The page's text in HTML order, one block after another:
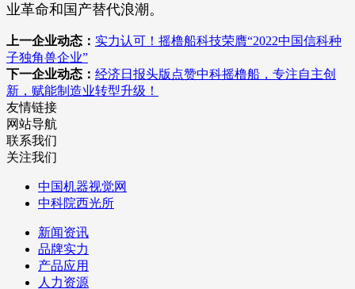
业革命和国产替代浪潮。
上一企业动态： 实力认可！摇橹船科技荣膺“2022中国信科种
子独角兽企业”
下一企业动态： 经济日报头版点赞中科摇橹船，专注自主创
新，赋能制造业转型升级！
友情链接
网站导航
联系我们
关注我们
中国机器视觉网
中科院西光所
新闻资讯
品牌实力
产品应用
人力资源